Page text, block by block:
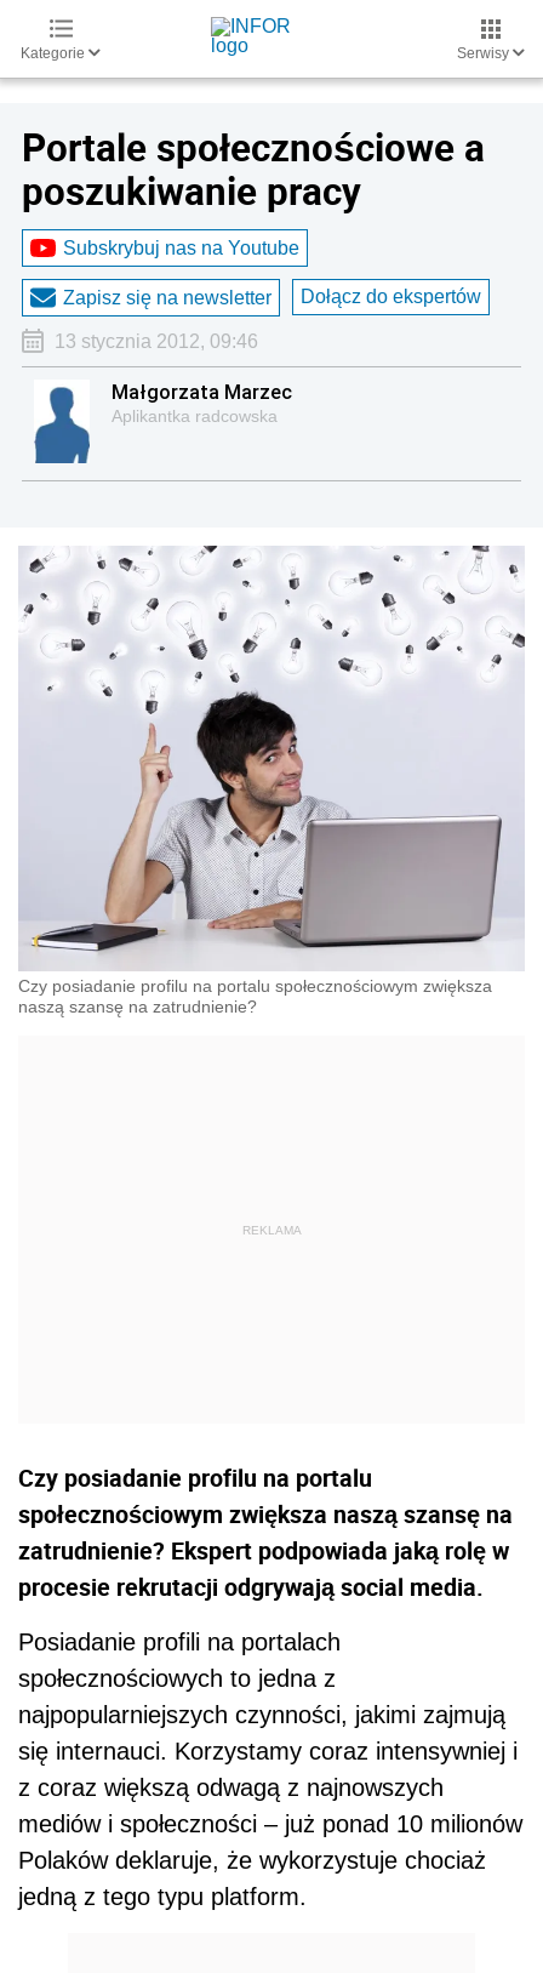
Kategorie Serwisy
Portale społecznościowe a
poszukiwanie pracy
Subskrybuj nas na Youtube
Zapisz się na newsletter Dołącz do ekspertów
13 stycznia 2012, 09:46
Małgorzata Marzec
Aplikantka radcowska
Czy posiadanie profilu na portalu społecznościowym zwiększa
naszą szansę na zatrudnienie?
Czy posiadanie profilu na portalu
społecznościowym zwiększa naszą szansę na
zatrudnienie? Ekspert podpowiada jaką rolę w
procesie rekrutacji odgrywają social media.
Posiadanie profili na portalach
społecznościowych to jedna z
najpopularniejszych czynności, jakimi zajmują
się internauci. Korzystamy coraz intensywniej i
z coraz większą odwagą z najnowszych
mediów i społeczności – już ponad 10 milionów
Polaków deklaruje, że wykorzystuje chociaż
jedną z tego typu platform.